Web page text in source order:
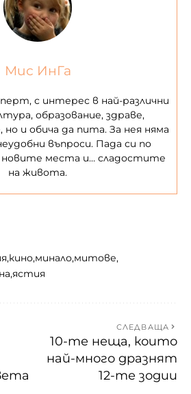
Мис ИнГа
с интерес в най-различни
образование, здраве,
но и обича да пита. За нея няма
въпроси. Пада си по
места и… сладостите
на живота.
кино минало митове
ястия
СЛЕДВАЩА
10-те неща, които
най-много дразнят
12-те зодии